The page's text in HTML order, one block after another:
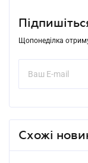
Щопонеділка
Схожі